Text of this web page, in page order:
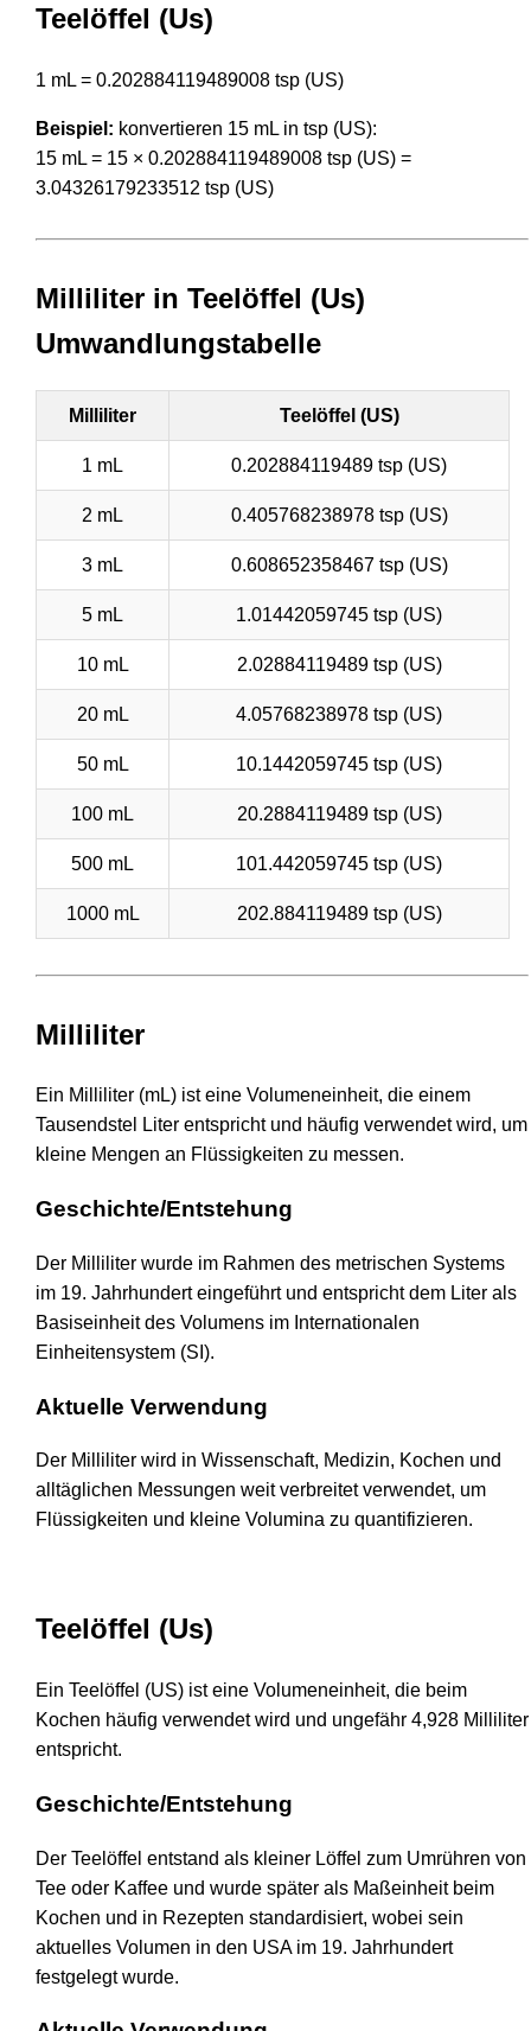
Teelöffel (Us)
1 mL = 0.202884119489008 tsp (US)
Beispiel: konvertieren 15 mL in tsp (US):
15 mL = 15 × 0.202884119489008 tsp (US) =
3.04326179233512 tsp (US)
Milliliter in Teelöffel (Us)
Umwandlungstabelle
Milliliter Teelöffel (US)
1 mL 0.202884119489 tsp (US)
2 mL 0.405768238978 tsp (US)
3 mL 0.608652358467 tsp (US)
5 mL 1.01442059745 tsp (US)
10 mL 2.02884119489 tsp (US)
20 mL 4.05768238978 tsp (US)
50 mL 10.1442059745 tsp (US)
100 mL 20.2884119489 tsp (US)
500 mL 101.442059745 tsp (US)
1000 mL 202.884119489 tsp (US)
Milliliter
Ein Milliliter (mL) ist eine Volumeneinheit, die einem
Tausendstel Liter entspricht und häufig verwendet wird, um
kleine Mengen an Flüssigkeiten zu messen.
Geschichte/Entstehung
Der Milliliter wurde im Rahmen des metrischen Systems
im 19. Jahrhundert eingeführt und entspricht dem Liter als
Basiseinheit des Volumens im Internationalen
Einheitensystem (SI).
Aktuelle Verwendung
Der Milliliter wird in Wissenschaft, Medizin, Kochen und
alltäglichen Messungen weit verbreitet verwendet, um
Flüssigkeiten und kleine Volumina zu quantifizieren.
Teelöffel (Us)
Ein Teelöffel (US) ist eine Volumeneinheit, die beim
Kochen häufig verwendet wird und ungefähr 4,928 Milliliter
entspricht.
Geschichte/Entstehung
Der Teelöffel entstand als kleiner Löffel zum Umrühren von
Tee oder Kaffee und wurde später als Maßeinheit beim
Kochen und in Rezepten standardisiert, wobei sein
aktuelles Volumen in den USA im 19. Jahrhundert
festgelegt wurde.